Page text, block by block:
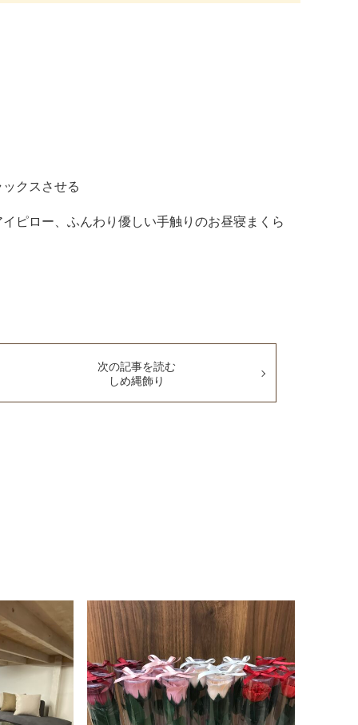
クスさせる
ピロー、ふんわり優しい手触りのお昼寝まくら
次の記事を読む
しめ縄飾り